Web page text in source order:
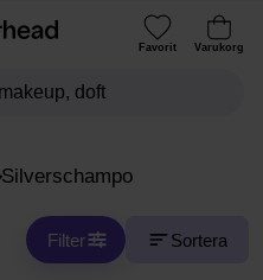
Favorit Varukorg
Silverschampo
Filter Sortera